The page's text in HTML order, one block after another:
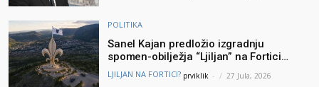
POLITIKA
Sanel Kajan predložio izgradnju
spomen-obilježja “Ljiljan” na Fortici
iznad Mostara – Podšku ideji dao i
Muhamed ef. Velić
LJILJAN NA FORTICI? prviklik - 27 Jula, 2026